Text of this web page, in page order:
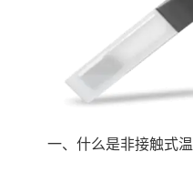
一、什么是非接触式温